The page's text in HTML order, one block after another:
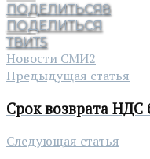
ПОДЕЛИТЬСЯ8
ПОДЕЛИТЬСЯ
ТВИТ5
Новости СМИ2
Предыдущая статья
Срок возврата НДС
Следующая статья